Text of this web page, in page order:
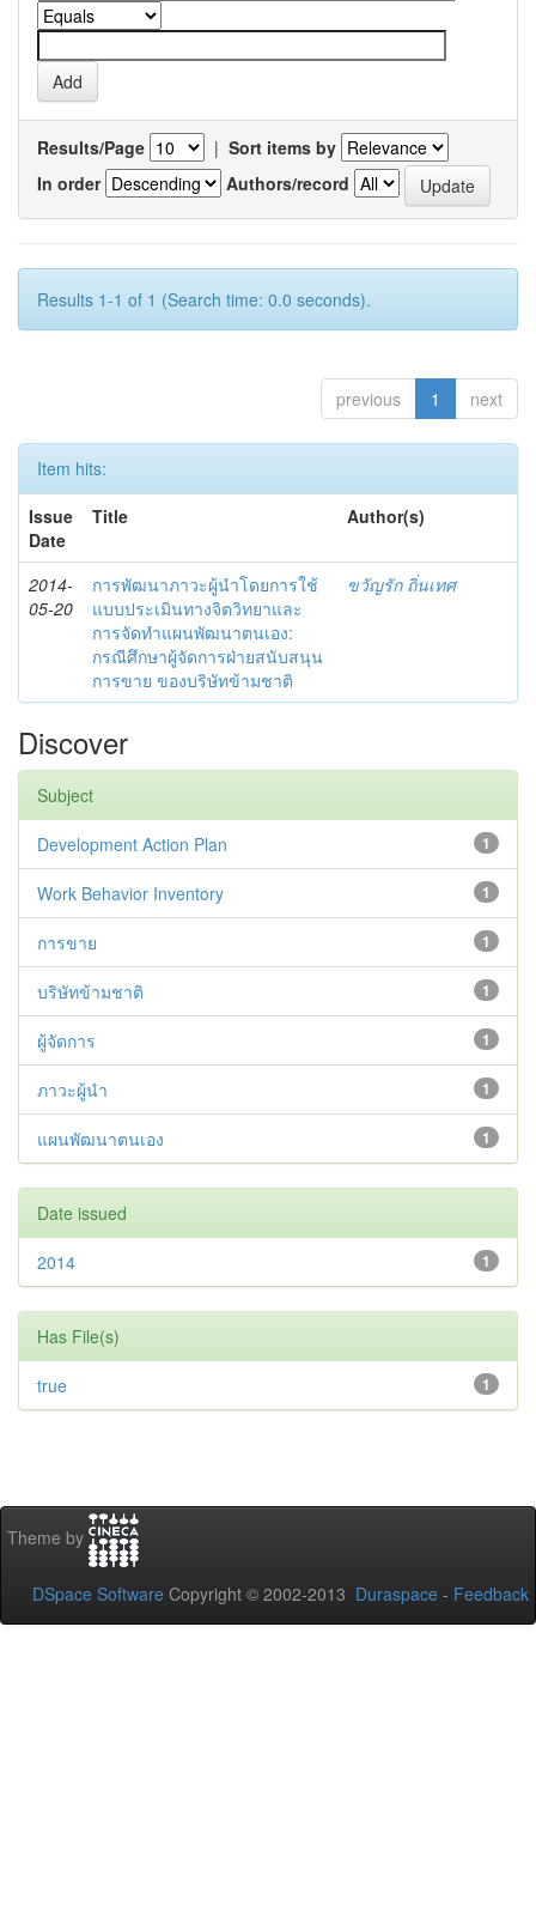
Results/Page | Sort items by
In order
Authors/record
Results 1-1 of 1 (Search time: 0.0 seconds).
previous 1 next
Item hits:
Issue
Date
Title Author(s)
2014-
05-20
การพัฒนาภาวะผู้นำโดยการใช้
แบบประเมินทางจิตวิทยาและ
การจัดทำแผนพัฒนาตนเอง:
กรณีศึกษาผู้จัดการฝ่ายสนับสนุน
การขาย ของบริษัทข้ามชาติ
ขวัญรัก ถิ่นเทศ
Discover
Subject
1
Development Action Plan
1
Work Behavior Inventory
1
การขาย
1
บริษัทข้ามชาติ
1
ผู้จัดการ
1
ภาวะผู้นำ
1
แผนพัฒนาตนเอง
Date issued
1
2014
Has File(s)
1
true
Theme by
DSpace Software Copyright © 2002-2013 Duraspace - Feedback